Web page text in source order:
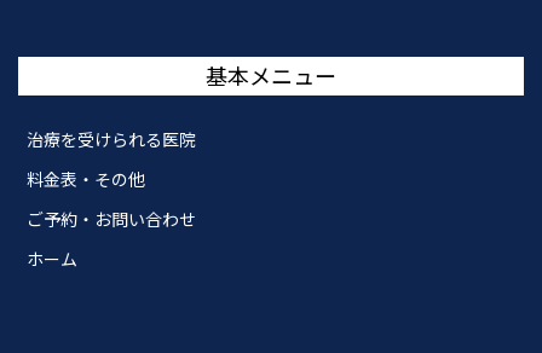
基本メニュー
治療を受けられる医院
料金表・その他
ご予約・お問い合わせ
ホーム